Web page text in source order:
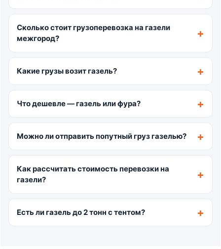
Сколько стоит грузоперевозка на газели
межгород?
Какие грузы возит газель?
Что дешевле — газель или фура?
Можно ли отправить попутный груз газелью?
Как рассчитать стоимость перевозки на
газели?
Есть ли газель до 2 тонн с тентом?